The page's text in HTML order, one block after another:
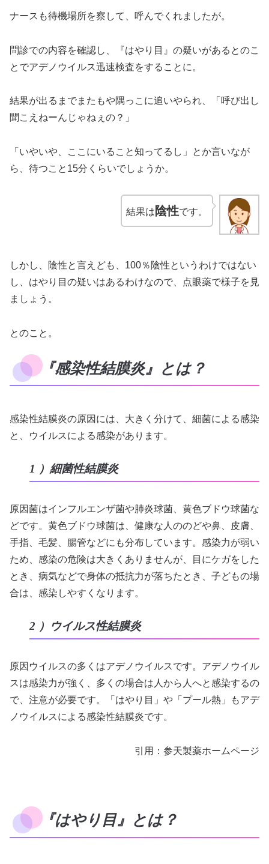
ナースも待機場所を察して、呼んでくれましたが。
問診での内容を確認し、『はやり目』の疑いがあるとのこ
とでアデノウイルス迅速検査をすることに。
結果が出るまでまたもや隅っこに追いやられ、「呼び出し
聞こえねーんじゃねぇの？」
「いやいや、ここにいること知ってるし」とか言いなが
ら、待つこと15分くらいでしょうか。
結果は 陰性です。
しかし、陰性と言えども、100％陰性というわけではない
し、はやり目の疑いはあるわけなので、点眼薬で様子を見
ましょう。
とのこと。
『感染性結膜炎』とは？
感染性結膜炎の原因には、大きく分けて、細菌による感染
と、ウイルスによる感染があります。
1 ）細菌性結膜炎
原因菌はインフルエンザ菌や肺炎球菌、黄色ブドウ球菌な
どです。黄色ブドウ球菌は、健康な人ののどや鼻、皮膚、
手指、毛髪、腸管などにも分布しています。感染力が弱い
ため、感染の危険は大きくありませんが、目にケガをした
とき、病気などで身体の抵抗力が落ちたとき、子どもの場
合は、感染しやすくなります。
2 ）ウイルス性結膜炎
原因ウイルスの多くはアデノウイルスです。アデノウイル
スは感染力が強く、多くの場合は人から人へと感染するの
で、注意が必要です。「はやり目」や「プール熱」もアデ
ノウイルスによる感染性結膜炎です。
引用：参天製薬ホームページ
『はやり目』とは？